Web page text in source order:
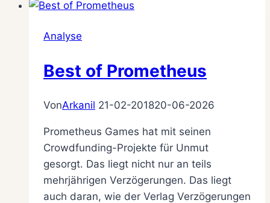
Eskapismus
Analyse
Best of Prometheus
VonArkanil 21-02-201820-06-2026
Prometheus Games hat mit seinen
Crowdfunding-Projekte für Unmut
gesorgt. Das liegt nicht nur an teils
mehrjährigen Verzögerungen. Das liegt
auch daran, wie der Verlag Verzögerungen